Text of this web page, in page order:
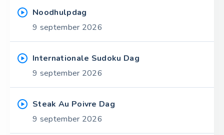
Noodhulpdag
9 september 2026
Internationale Sudoku Dag
9 september 2026
Steak Au Poivre Dag
9 september 2026